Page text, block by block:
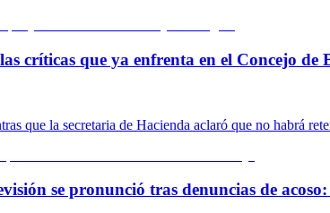
críticas que ya enfrenta en el Concejo de
que la secretaria de Hacienda aclaró que no habrá
se pronunció tras denuncias de